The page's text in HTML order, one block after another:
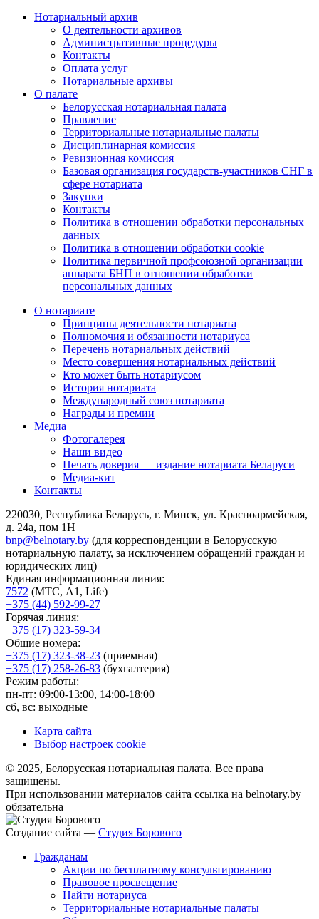
Нотариальный архив
О деятельности архивов
Административные процедуры
Контакты
Оплата услуг
Нотариальные архивы
О палате
Белорусская нотариальная палата
Правление
Территориальные нотариальные палаты
Дисциплинарная комиссия
Ревизионная комиссия
Базовая организация государств-участников СНГ в
сфере нотариата
Закупки
Контакты
Политика в отношении обработки персональных
данных
Политика в отношении обработки cookie
Политика первичной профсоюзной организации
аппарата БНП в отношении обработки
персональных данных
О нотариате
Принципы деятельности нотариата
Полномочия и обязанности нотариуса
Перечень нотариальных действий
Место совершения нотариальных действий
Кто может быть нотариусом
История нотариата
Международный союз нотариата
Награды и премии
Медиа
Фотогалерея
Наши видео
Печать доверия — издание нотариата Беларуси
Медиа-кит
Контакты
220030, Республика Беларусь, г. Минск, ул. Красноармейская,
д. 24а, пом 1Н
bnp@belnotary.by (для корреспонденции в Белорусскую
нотариальную палату, за исключением обращений граждан и
юридических лиц)
Единая информационная линия:
7572 (МТС, A1, Life)
+375 (44) 592-99-27
Горячая линия:
+375 (17) 323-59-34
Общие номера:
+375 (17) 323-38-23 (приемная)
+375 (17) 258-26-83 (бухгалтерия)
Режим работы:
пн-пт: 09:00-13:00, 14:00-18:00
сб, вс: выходные
Карта сайта
Выбор настроек cookie
© 2025, Белорусская нотариальная палата. Все права
защищены.
При использовании материалов сайта ссылка на belnotary.by
обязательна
Создание сайта — Студия Борового
Гражданам
Акции по бесплатному консультированию
Правовое просвещение
Найти нотариуса
Территориальные нотариальные палаты